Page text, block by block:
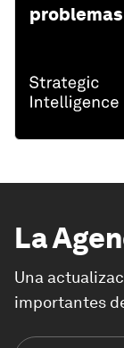
La
Una
importantes